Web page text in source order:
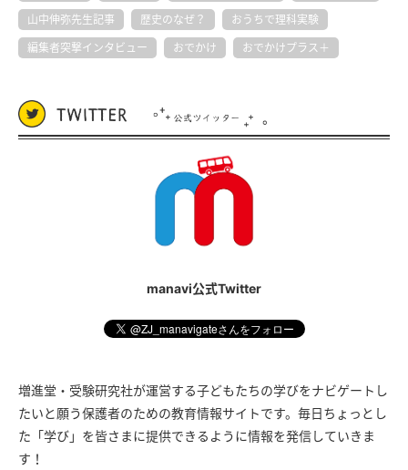
山中伸弥先生記事 歴史のなぜ？ おうちで理科実験
編集者突撃インタビュー おでかけ おでかけプラス＋
manavi公式Twitter
増進堂・受験研究社が運営する子どもたちの学びをナビゲートし
たいと願う保護者のための教育情報サイトです。毎日ちょっとし
た「学び」を皆さまに提供できるように情報を発信していきま
す！